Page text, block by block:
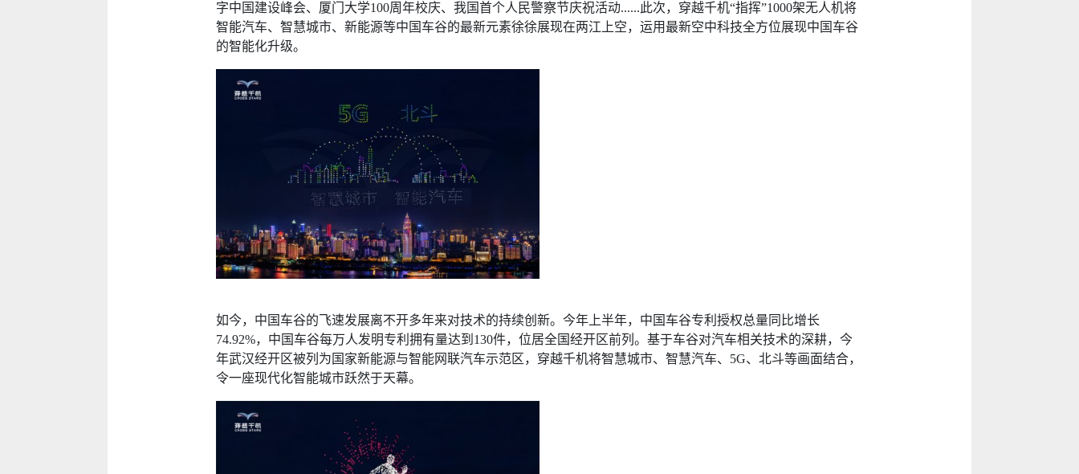
字中国建设峰会、厦门大学100周年校庆、我国首个人民警察节庆祝活动......此次，穿越千机“指挥”1000架无人机将
智能汽车、智慧城市、新能源等中国车谷的最新元素徐徐展现在两江上空，运用最新空中科技全方位展现中国车谷
的智能化升级。
如今，中国车谷的飞速发展离不开多年来对技术的持续创新。今年上半年，中国车谷专利授权总量同比增长
74.92%，中国车谷每万人发明专利拥有量达到130件，位居全国经开区前列。基于车谷对汽车相关技术的深耕，今
年武汉经开区被列为国家新能源与智能网联汽车示范区，穿越千机将智慧城市、智慧汽车、5G、北斗等画面结合，
令一座现代化智能城市跃然于天幕。